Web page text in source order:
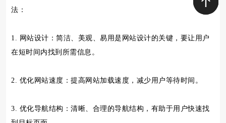
法：
1. 网站设计：简洁、美观、易用是网站设计的关键，要让用户
在短时间内找到所需信息。
2. 优化网站速度：提高网站加载速度，减少用户等待时间。
3. 优化导航结构：清晰、合理的导航结构，有助于用户快速找